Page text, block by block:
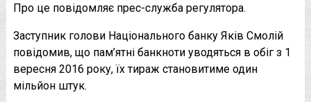
Про це повідомляє прес-служба регулятора.
Заступник голови Національного банку Яків Смолій
повідомив, що пам’ятні банкноти уводяться в обіг з 1
вересня 2016 року, їх тираж становитиме один
мільйон штук.